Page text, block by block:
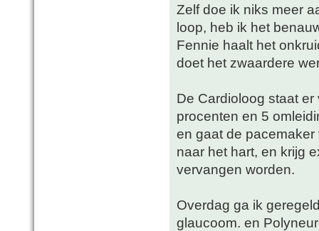
Zelf doe ik niks meer
loop, heb ik het
Fennie haalt het
doet het zwaardere
De Cardioloog staat
procenten en 5
en gaat de
naar het hart, en krijg
vervangen worden.
Overdag ga ik
glaucoom. en